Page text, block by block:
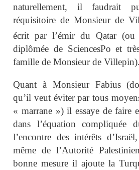
naturellement, il faudrait
réquisitoire de Monsieur de
écrit par l’émir du Qatar
diplômée de SciencesPo et
famille de Monsieur de Villepin).
Quant à Monsieur Fabius
qu’il veut éviter par tous
« marrane ») il essaye de faire
dans l’équation compliquée
l’encontre des intérêts
même de l’Autorité
bonne mesure il ajoute la